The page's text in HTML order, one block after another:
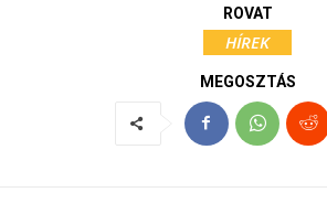
ROVAT
HÍREK
MEGOSZTÁS